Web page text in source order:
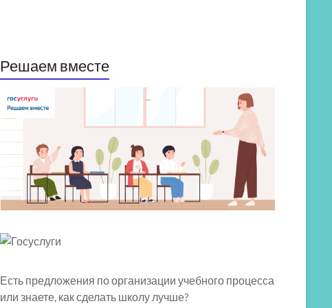
Решаем вместе
Есть предложения по организации учебного процесса
или знаете, как сделать школу лучше?